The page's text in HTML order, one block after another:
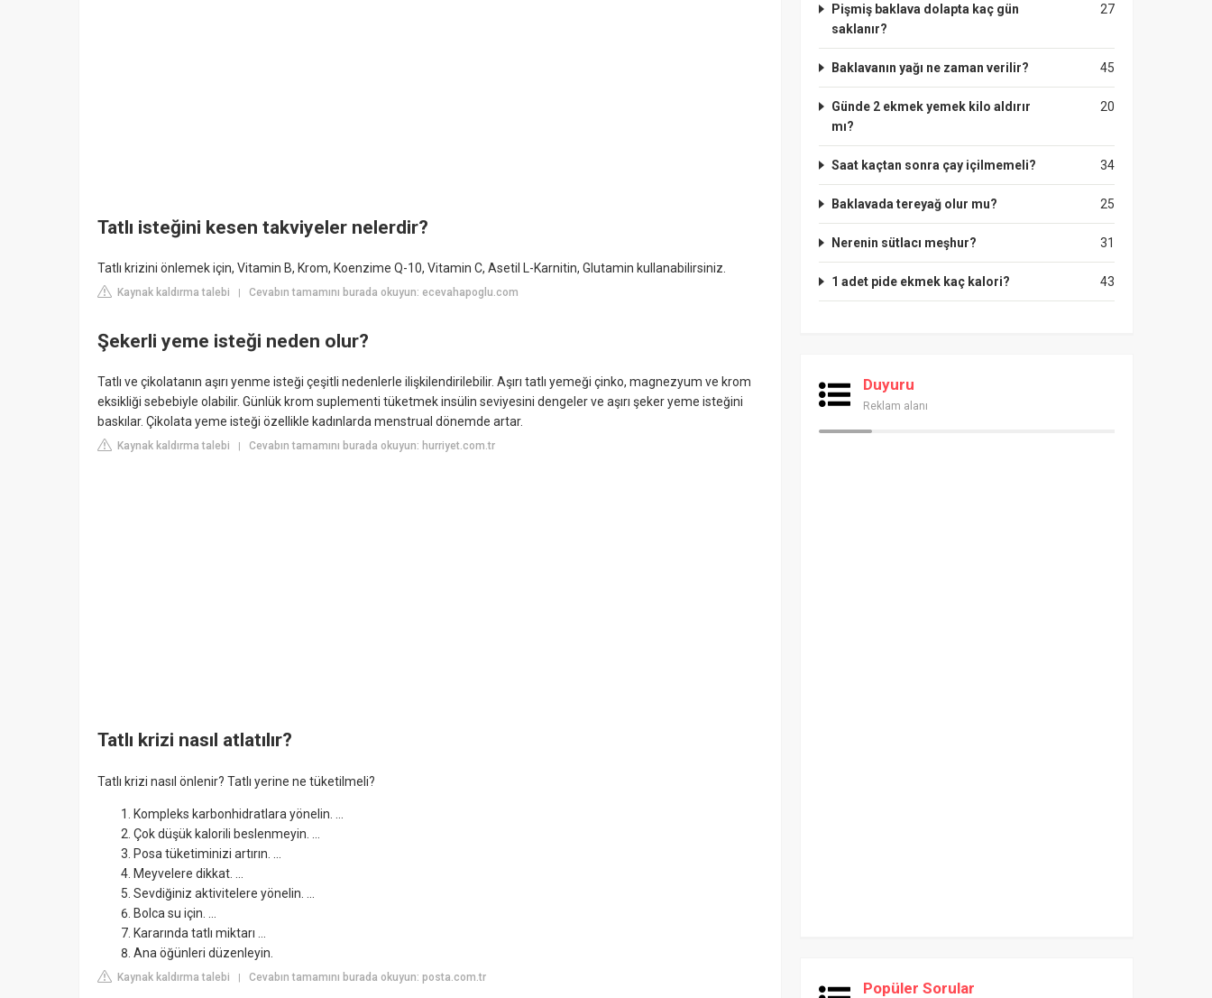
Tatlı isteğini kesen takviyeler nelerdir?
Tatlı krizini önlemek için, Vitamin B, Krom, Koenzime Q-10, Vitamin C, Asetil L-Karnitin, Glutamin kullanabilirsiniz.
Kaynak kaldırma talebi Cevabın tamamını burada okuyun: ecevahapoglu.com
Şekerli yeme isteği neden olur?
Tatlı ve çikolatanın aşırı yenme isteği çeşitli nedenlerle ilişkilendirilebilir. Aşırı tatlı yemeği çinko, magnezyum ve krom
eksikliği sebebiyle olabilir. Günlük krom suplementi tüketmek insülin seviyesini dengeler ve aşırı şeker yeme isteğini
baskılar. Çikolata yeme isteği özellikle kadınlarda menstrual dönemde artar.
Kaynak kaldırma talebi Cevabın tamamını burada okuyun: hurriyet.com.tr
Tatlı krizi nasıl atlatılır?
Tatlı krizi nasıl önlenir? Tatlı yerine ne tüketilmeli?
Kompleks karbonhidratlara yönelin. ...
Çok düşük kalorili beslenmeyin. ...
Posa tüketiminizi artırın. ...
Meyvelere dikkat. ...
Sevdiğiniz aktivitelere yönelin. ...
Bolca su için. ...
Kararında tatlı miktarı ...
Ana öğünleri düzenleyin.
Kaynak kaldırma talebi | Cevabın tamamını burada okuyun: posta.com.tr
27
Pişmiş baklava dolapta kaç gün
saklanır?
45
Baklavanın yağı ne zaman verilir?
20
Günde 2 ekmek yemek kilo aldırır
mı?
34
Saat kaçtan sonra çay içilmemeli?
25
Baklavada tereyağ olur mu?
31
Nerenin sütlacı meşhur?
43
1 adet pide ekmek kaç kalori?
Duyuru
Reklam alanı
Popüler Sorular